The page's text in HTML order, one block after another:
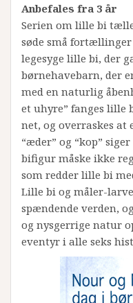
Anbefales fra 3 år
Serien om lille bi
søde små fortællinger
legesyge lille bi, der
børnehavebarn, der
med en naturlig
et uhyre” fanges
net, og overraskes at
“æder” og “kop”
bifigur måske ikke
som redder lille bi
Lille bi og måler-
spændende verden,
og nysgerrige natur
eventyr i alle seks